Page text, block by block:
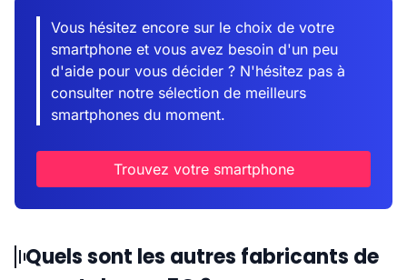
Vous hésitez encore sur le choix de votre
smartphone et vous avez besoin d'un peu
d'aide pour vous décider ? N'hésitez pas à
consulter notre sélection de meilleurs
smartphones du moment.
Trouvez votre smartphone
Quels sont les autres fabricants de